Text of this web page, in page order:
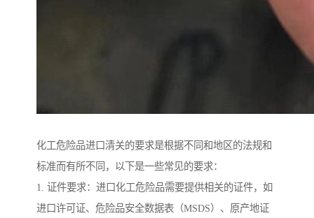
化工危险品进口清关的要求是根据不同和地区的法规和
标准而有所不同，以下是一些常见的要求：
1. 证件要求：进口化工危险品需要提供相关的证件，如
进口许可证、危险品安全数据表（MSDS）、原产地证